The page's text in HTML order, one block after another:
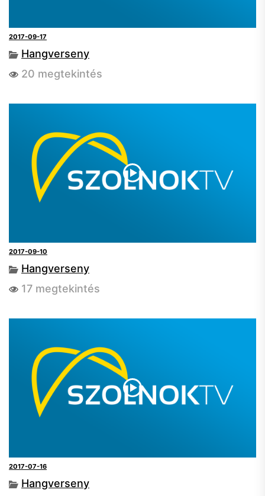
2017-09-17
Hangverseny
20 megtekintés
2017-09-10
Hangverseny
17 megtekintés
2017-07-16
Hangverseny